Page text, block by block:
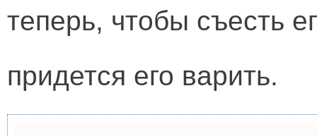
теперь, чтобы съесть
придется его варить.